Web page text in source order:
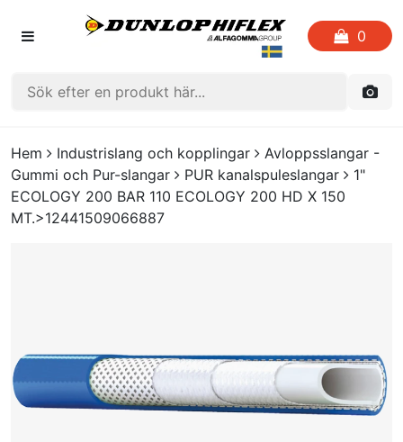
0
HEM
FAVORITLISTOR
LOGGA IN
SKAPA PROFIL
Hem Industrislang och kopplingar
Avloppsslangar -
Gummi och Pur-slangar
PUR kanalspuleslangar
1"
ECOLOGY 200 BAR 110 ECOLOGY 200 HD X 150
MT.>12441509066887